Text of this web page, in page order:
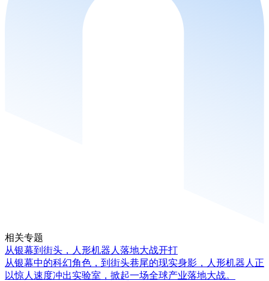
相关专题
从银幕到街头，人形机器人落地大战开打
从银幕中的科幻角色，到街头巷尾的现实身影，人形机器人正
以惊人速度冲出实验室，掀起一场全球产业落地大战。